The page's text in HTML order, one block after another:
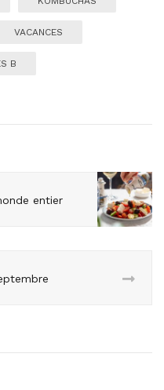
VACANCES
B
entier